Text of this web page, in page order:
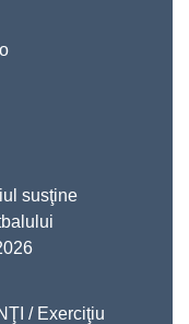
susţine
/ Exerciţiu